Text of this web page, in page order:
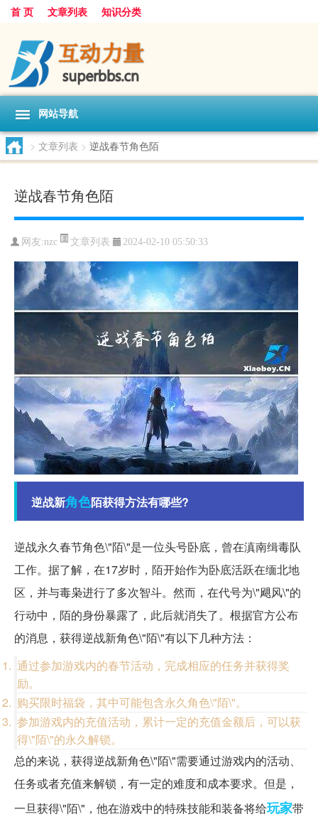
首 页 文章列表 知识分类
网站导航
> 文章列表 > 逆战春节角色陌
逆战春节角色陌
网友:nzc 文章列表 2024-02-10 05:50:33
逆战新角色陌获得方法有哪些?
逆战永久春节角色\"陌\"是一位头号卧底，曾在滇南缉毒队
工作。据了解，在17岁时，陌开始作为卧底活跃在缅北地
区，并与毒枭进行了多次智斗。然而，在代号为\"飓风\"的
行动中，陌的身份暴露了，此后就消失了。根据官方公布
的消息，获得逆战新角色\"陌\"有以下几种方法：
通过参加游戏内的春节活动，完成相应的任务并获得奖
励。
购买限时福袋，其中可能包含永久角色\"陌\"。
参加游戏内的充值活动，累计一定的充值金额后，可以获
得\"陌\"的永久解锁。
总的来说，获得逆战新角色\"陌\"需要通过游戏内的活动、
任务或者充值来解锁，有一定的难度和成本要求。但是，
一旦获得\"陌\"，他在游戏中的特殊技能和装备将给玩家带